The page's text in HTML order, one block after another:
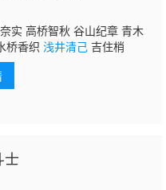
实 高桥智秋 谷山纪章 青木
桥香织 浅井清己吉住梢
士